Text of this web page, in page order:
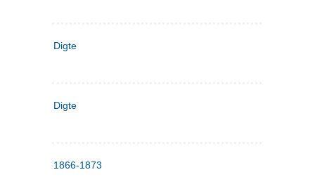
Digte
Digte
1866-1873